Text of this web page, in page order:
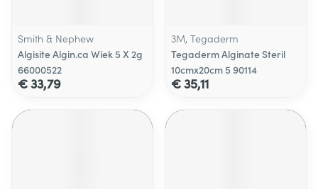
Smith & Nephew
Algisite Algin.ca Wiek 5 X 2g
66000522
€ 33,79
3M, Tegaderm
Tegaderm Alginate Steril
10cmx20cm 5 90114
€ 35,11